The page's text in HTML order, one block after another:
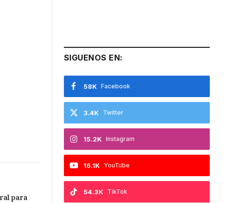
para
SIGUENOS EN:
Facebook
58K
Twitter
3.4K
Instagram
15.2K
YouTube
16.1K
TikTok
54.3K